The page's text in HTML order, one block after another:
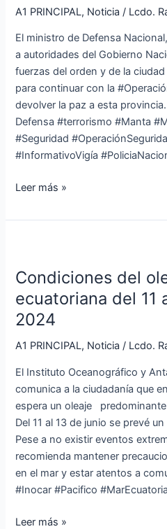
A1 PRINCIPAL, Noticia / Lcdo.
El ministro de Defensa
a autoridades del Gobierno
fuerzas del orden y de la
para continuar con la
devolver la paz a esta
Defensa #terrorismo #Manta
#Seguridad
#InformativoVigía
terrorismo
Manta
y
la
provincia
de
Manabí
Leer más »
Condiciones del
ecuatoriana del 11
2024
A1 PRINCIPAL, Noticia / Lcdo.
El Instituto Oceanográfico y
comunica a la ciudadanía que
espera un oleaje
Del 11 al 13 de junio se prevé
Pese a no existir eventos
recomienda mantener
en el mar y estar atentos a
#Inocar #Pacifico
oleaje
en
la
costa
ecuatoriana
11
al
13
de
junio
del
2024
Leer más »